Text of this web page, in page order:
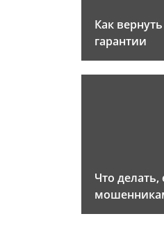
Как
гарантии
Что делать,